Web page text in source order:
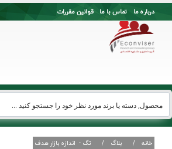
درباره ما تماس با ما قوانین مقررات
خانه بلاگ تگ - اندازه بازار هدف